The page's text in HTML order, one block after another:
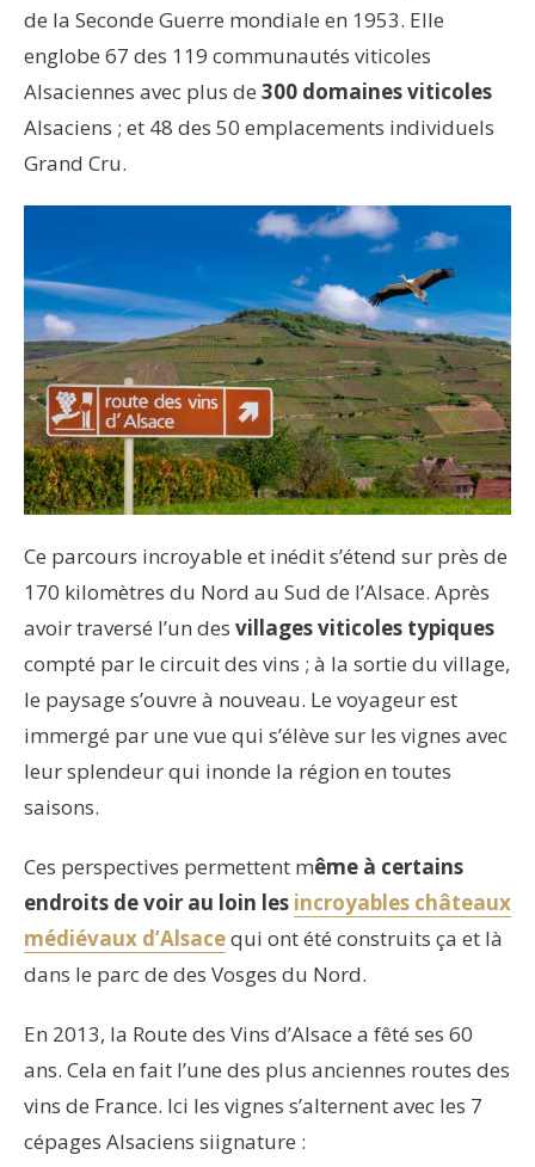
de la Seconde Guerre mondiale en 1953. Elle
englobe 67 des 119 communautés viticoles
Alsaciennes avec plus de 300 domaines viticoles
Alsaciens ; et 48 des 50 emplacements individuels
Grand Cru.
Ce parcours incroyable et inédit s’étend sur près de
170 kilomètres du Nord au Sud de l’Alsace. Après
avoir traversé l’un des villages viticoles typiques
compté par le circuit des vins ; à la sortie du village,
le paysage s’ouvre à nouveau. Le voyageur est
immergé par une vue qui s’élève sur les vignes avec
leur splendeur qui inonde la région en toutes
saisons.
Ces perspectives permettent même à certains
endroits de voir au loin les incroyables châteaux
médiévaux d’Alsacequi ont été construits ça et là
dans le parc de des Vosges du Nord.
En 2013, la Route des Vins d’Alsace a fêté ses 60
ans. Cela en fait l’une des plus anciennes routes des
vins de France. Ici les vignes s’alternent avec les 7
cépages Alsaciens siignature :